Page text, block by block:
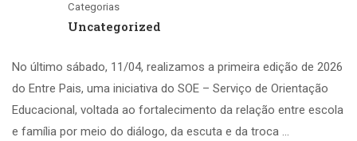
Categorias
Uncategorized
No último sábado, 11/04, realizamos a primeira edição de 2026
do Entre Pais, uma iniciativa do SOE – Serviço de Orientação
Educacional, voltada ao fortalecimento da relação entre escola
e família por meio do diálogo, da escuta e da troca …